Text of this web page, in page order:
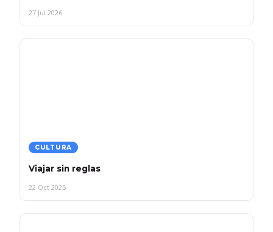
27 Jul 2026
CULTURA
Viajar sin reglas
22 Oct 2025